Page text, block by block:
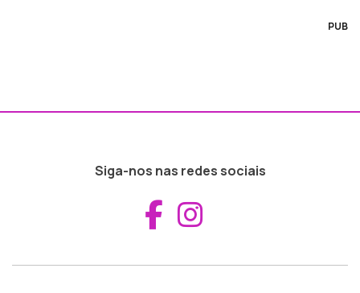
PUB
Siga-nos nas redes sociais
Aceder ao